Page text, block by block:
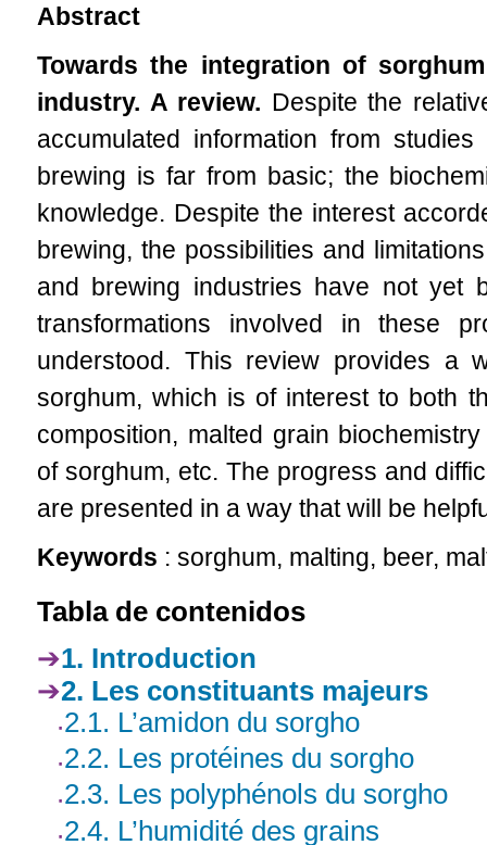
Abstract
Towards the integration of
industry. A review. Despite the
accumulated information from
brewing is far from basic; the
knowledge. Despite the interest
brewing, the possibilities and
and brewing industries have not yet
transformations involved in these
understood. This review provides a
sorghum, which is of interest to both
composition, malted grain
of sorghum, etc. The progress and
are presented in a way that will be
Keywords : sorghum, malting, beer,
Tabla de contenidos
1. Introduction
2. Les constituants majeurs
2.1. L’amidon du sorgho
2.2. Les protéines du sorgho
2.3. Les polyphénols du sorgho
2.4. L’humidité des grains